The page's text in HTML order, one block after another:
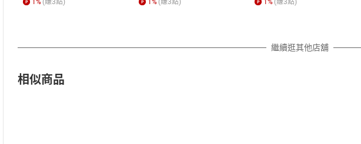
繼續逛其他店舖
相似商品